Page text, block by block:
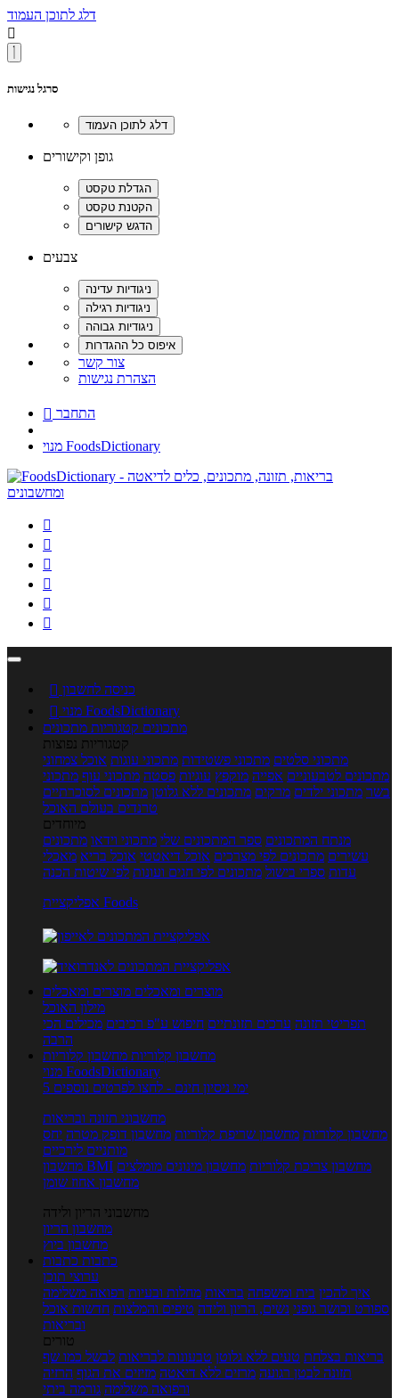
דלג לתוכן העמוד

סרגל נגישות
גופן וקישורים
צבעים
צור קשר
הצהרת נגישות
 התחבר
מנוי FoodsDictionary






 כניסה לחשבון

מנוי FoodsDictionary
מתכונים קטגוריות מתכונים
קטגוריות נפוצות
מתכוני סלטים מתכוני פשטידות מתכוני עוגות אוכל צמחוני
מתכונים לטבעוניים אפייה מוקפץ עוגיות פסטה מתכוני עוף מתכוני
בשר מתכוני ילדים מרקים מתכונים ללא גלוטן מתכונים לסוכרתיים
טרנדים בעולם האוכל
מיוחדים
מנתח המתכונים ספר המתכונים שלי מתכוני וידאו מתכונים
עשירים מתכונים לפי מצרכים אוכל דיאטטי אוכל בריא מאכלי
עדות ספרי בישול מתכונים לפי חגים ועונות לפי שיטות הכנה
אפליקציית Foods
מוצרים ומאכלים מוצרים ומאכלים
מילון האוכל
תפריטי תזונה ערכים תזונתיים חיפוש ע"פ רכיבים מכילים הכי
הרבה
מחשבון קלוריות מחשבון קלוריות
מנוי FoodsDictionary
5 ימי ניסיון חינם - לחצו לפרטים נוספים
מחשבוני תזונה ובריאות
מחשבון קלוריות מחשבון שריפת קלוריות מחשבון דופק מטרה יחס
מותניים לירכיים
מחשבון BMI
מחשבון צריכת קלוריות מחשבון מינונים מומלצים
מחשבון אחוז שומן
מחשבוני הריון ולידה
מחשבון הריון
מחשבון ביוץ
כתבות כתבות
ערוצי תוכן
איך להכין בית ומשפחה בריאות מחלות ובעיות רפואה משלימה
ספורט וכושר גופני נשים, הריון ולידה טיפים והמלצות חדשות אוכל
ובריאות
טורים
בריאות בצלחת טעים ללא גלוטן טבעונות לבריאות לבשל כמו שף
תזונה לבטן רגועה מרזים ללא דיאטה מזיזים את הגוף הרזיה
ורפואה משלימה גורמה ביתי